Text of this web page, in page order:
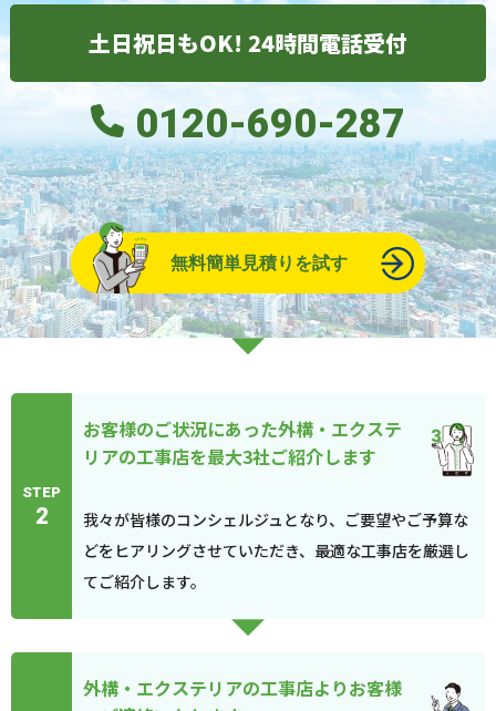
土日祝日もOK! 24時間電話受付
0120-690-287
無料簡単見積りを試す
STEP
2
お客様のご状況にあった外構・エクステ
リアの工事店を最大3社ご紹介します
我々が皆様のコンシェルジュとなり、ご要望やご予算な
どをヒアリングさせていただき、最適な工事店を厳選し
てご紹介します。
外構・エクステリアの工事店よりお客様